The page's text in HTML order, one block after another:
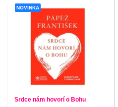
NOVINKA
Srdce nám hovorí o Bohu